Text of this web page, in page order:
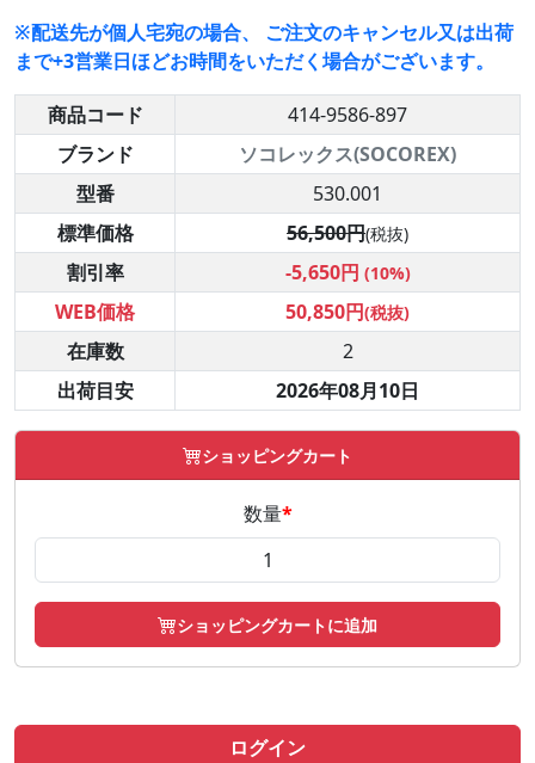
※配送先が個人宅宛の場合、 ご注文のキャンセル又は出荷
まで+3営業日ほどお時間をいただく場合がございます。
商品コード
414-9586-897
ブランド
ソコレックス(SOCOREX)
型番
530.001
標準価格
56,500円(税抜)
割引率 -5,650円 (10%)
WEB価格 50,850円(税抜)
在庫数
2
出荷目安
2026年08月10日
ショッピングカート
数量*
ショッピングカートに追加
ログイン